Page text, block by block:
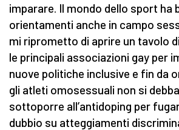
imparare. Il mondo dello sport ha
orientamenti anche in campo
mi riprometto di aprire un tavolo
le principali associazioni gay per
nuove politiche inclusive e fin da
gli atleti omosessuali non si
sottoporre all’antidoping per
dubbio su atteggiamenti